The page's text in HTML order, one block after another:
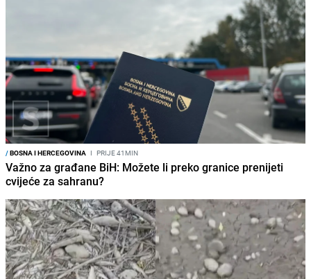
/BOSNA I HERCEGOVINA I PRIJE 41MIN
Važno za građane BiH: Možete li preko granice prenijeti
cvijeće za sahranu?